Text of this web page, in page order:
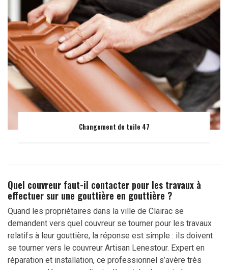
Changement de tuile 47
Quel couvreur faut-il contacter pour les travaux à
effectuer sur une gouttière en gouttière ?
Quand les propriétaires dans la ville de Clairac se
demandent vers quel couvreur se tourner pour les travaux
relatifs à leur gouttière, la réponse est simple : ils doivent
se tourner vers le couvreur Artisan Lenestour. Expert en
réparation et installation, ce professionnel s’avère très